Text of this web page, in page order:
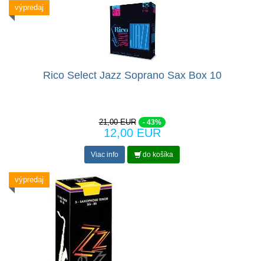
výpredaj
Rico Select Jazz Soprano Sax Box 10
21,00 EUR - 43%
12,00 EUR
Viac info do košíka
výpredaj